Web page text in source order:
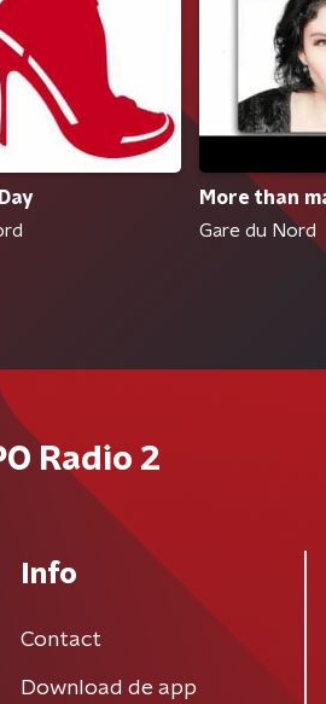
More than
Gare du Nord
Radio 2
Info
Contact
Download de app